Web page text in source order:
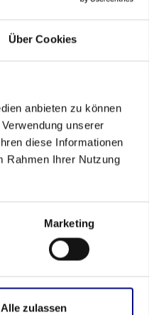
Über Cookies
anbieten zu können
unserer
diese Informationen
Rahmen Ihrer Nutzung
Marketing
Alle zulassen
Authors
Lucas
Tags
Education
Partnership
Qlik Sense